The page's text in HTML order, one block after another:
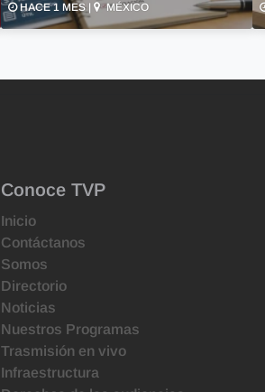
HACE 1 MES | MÉXICO
Conoce TVP
Inicio
Contáctanos
Somos
Directorio
Noticias
Nuestros Programas
Trasmisión en vivo
Infraestructura